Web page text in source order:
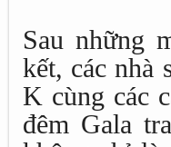
Sau những
kết, các nhà
K cùng các
đêm Gala